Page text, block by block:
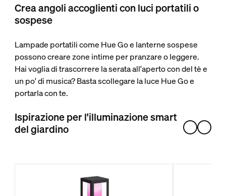
Crea angoli accoglienti con luci portatili o
sospese
Lampade portatili come Hue Go e lanterne sospese
possono creare zone intime per pranzare o leggere.
Hai voglia di trascorrere la serata all'aperto con del tè e
un po' di musica? Basta scollegare la luce Hue Go e
portarla con te.
Ispirazione per l'illuminazione smart
del giardino